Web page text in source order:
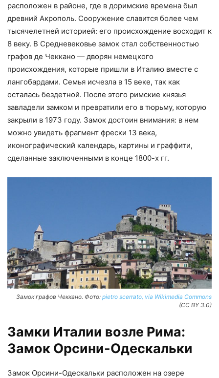
расположен в районе, где в доримские времена был
древний Акрополь. Сооружение славится более чем
тысячелетней историей: его происхождение восходит к
8 веку. В Средневековье замок стал собственностью
графов де Чеккано — дворян немецкого
происхождения, которые пришли в Италию вместе с
лангобардами. Семья исчезла в 15 веке, так как
осталась бездетной. После этого римские князья
завладели замком и превратили его в тюрьму, которую
закрыли в 1973 году. Замок достоин внимания: в нем
можно увидеть фрагмент фрески 13 века,
иконографический календарь, картины и граффити,
сделанные заключенными в конце 1800-х гг.
Замок графов Чеккано. Фото: pietro scerrato, via Wikimedia Commons
(CC BY 3.0)
Замки Италии возле Рима:
Замок Орсини-Одескальки
Замок Орсини-Одескальки расположен на озере